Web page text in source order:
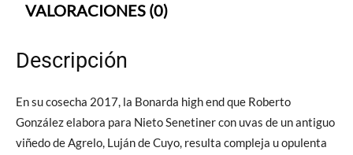
VALORACIONES (0)
Descripción
En su cosecha 2017, la Bonarda high end que Roberto
González elabora para Nieto Senetiner con uvas de un antiguo
viñedo de Agrelo, Luján de Cuyo, resulta compleja u opulenta